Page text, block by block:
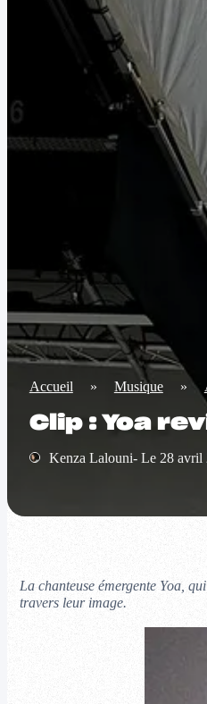
Accueil » Musique »
Clip : Yoa
Kenza Lalouni- Le 28 avril
La chanteuse émergente Yoa,
travers leur image.